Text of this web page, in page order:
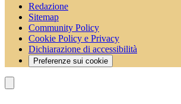
Redazione
Sitemap
Community Policy
Cookie Policy e Privacy
Dichiarazione di accessibilità
Preferenze sui cookie